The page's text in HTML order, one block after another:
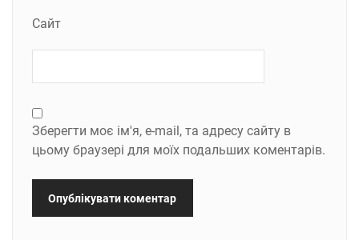
Сайт
Зберегти моє ім'я, e-mail, та адресу сайту в
цьому браузері для моїх подальших коментарів.